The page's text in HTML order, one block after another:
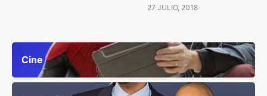
27 JULIO, 2018
Cine